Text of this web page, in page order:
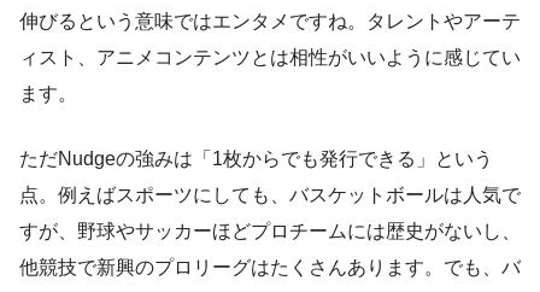
伸びるという意味ではエンタメですね。タレントやアーテ
ィスト、アニメコンテンツとは相性がいいように感じてい
ます。
ただNudgeの強みは「1枚からでも発行できる」という
点。例えばスポーツにしても、バスケットボールは人気で
すが、野球やサッカーほどプロチームには歴史がないし、
他競技で新興のプロリーグはたくさんあります。でも、バ